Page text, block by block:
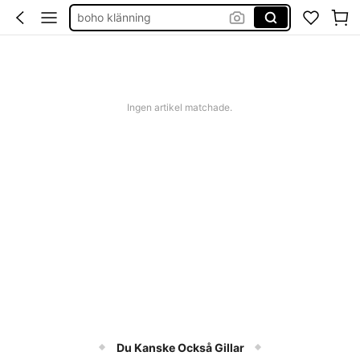
boho klänning
Ingen artikel matchade.
Du Kanske Också Gillar